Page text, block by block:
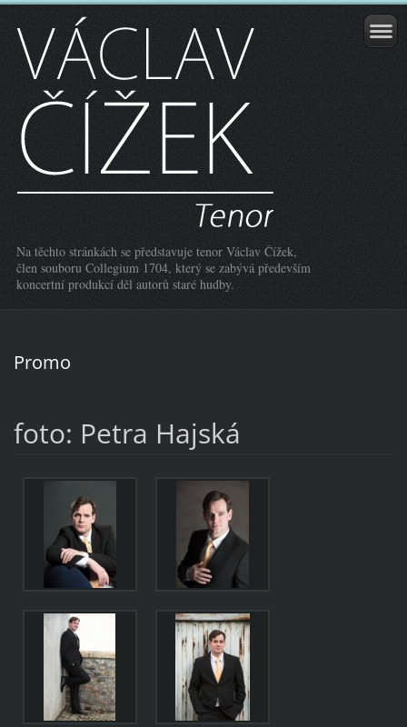
Na těchto stránkách se představuje tenor Václav Čížek,
člen souboru Collegium 1704, který se zabývá především
koncertní produkcí děl autorů staré hudby.
Promo
foto: Petra Hajská